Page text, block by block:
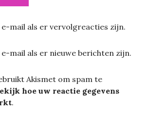
mail als er vervolgreacties zijn.
mail als er nieuwe berichten zijn.
Akismet om spam te
hoe uw reactie gegevens
.